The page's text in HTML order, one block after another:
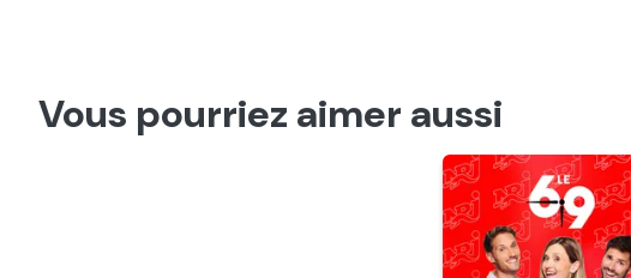
Vous pourriez aimer aussi